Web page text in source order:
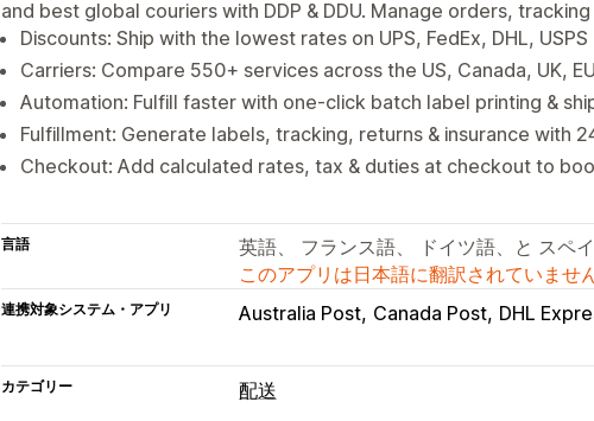
and best global couriers with DDP & DDU. Manage orders,
Discounts: Ship with the lowest rates on UPS, FedEx, DHL,
Carriers: Compare 550+ services across the US, Canada, UK,
Automation: Fulfill faster with one-click batch label printing &
Fulfillment: Generate labels, tracking, returns & insurance with
Checkout: Add calculated rates, tax & duties at checkout to
言語
英語、 フランス語、 ドイツ語、と スペ
このアプリは日本語に翻訳されていませ
連携対象システム・アプリ Australia Post Canada Post DHL
カテゴリー 配送